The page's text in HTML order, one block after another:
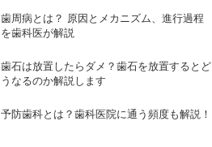
歯周病とは？ 原因とメカニズム、進行過程
を歯科医が解説
歯石は放置したらダメ？歯石を放置するとど
うなるのか解説します
予防歯科とは？歯科医院に通う頻度も解説！